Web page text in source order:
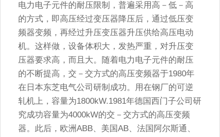
电力电子元件的耐压限制，普遍采用高－低－高
的方式，即高压经过变压器降压后，通过低压变
频器变频，再经过升压变压器升压供给高压电动
机。这样做，设备体积大，发热严重，对升压变
压器要求高，而且大。随着电力电子元件的耐压
的不断提高，交－交方式的高压变频器于1980年
在日本东芝电气公司研制成功。用在钢厂的可逆
轧机上，容量为1800kW.1981年德国西门子公司研
究成功容量为4000kW的交－交方式的高压变频
器。此后，欧洲ABB、美国AB、法国阿尔斯通、